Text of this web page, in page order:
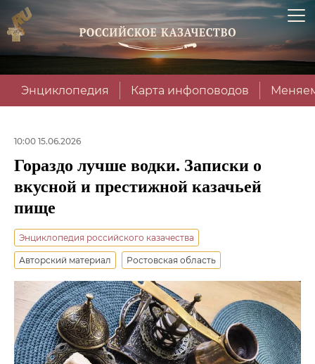
Энциклопедия Карта инфоповодов
10:00 15.06.2026
Гораздо лучше водки. Записки о
вкусной и престижной казачьей
пище
Энциклопедия российского казачества
Авторский материал Ростовская область